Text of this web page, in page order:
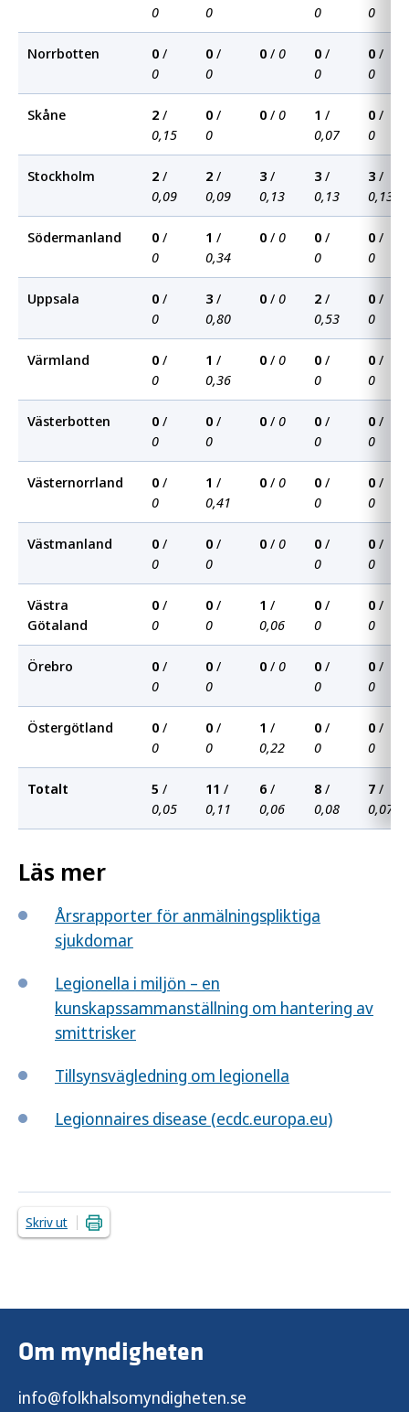
0
0
0
0
Norrbotten 0 /
0
0 /
0
0 / 0 0 /
0
0 /
0
Skåne 2 /
0,15
0 /
0
0 / 0 1 /
0,07
0 /
0
Stockholm 2 /
0,09
2 /
0,09
3 /
0,13
3 /
0,13
3 /
0,13
Södermanland 0 /
0
1 /
0,34
0 / 0 0 /
0
0 /
0
Uppsala 0 /
0
3 /
0,80
0 / 0 2 /
0,53
0 /
0
Värmland 0 /
0
1 /
0,36
0 / 0 0 /
0
0 /
0
Västerbotten 0 /
0
0 /
0
0 / 0 0 /
0
0 /
0
Västernorrland 0 /
0
1 /
0,41
0 / 0 0 /
0
0 /
0
Västmanland 0 /
0
0 /
0
0 / 0 0 /
0
0 /
0
Västra
Götaland
0 /
0
0 /
0
1 /
0,06
0 /
0
0 /
0
Örebro 0 /
0
0 /
0
0 / 0 0 /
0
0 /
0
Östergötland 0 /
0
0 /
0
1 /
0,22
0 /
0
0 /
0
Totalt 5 /
0,05
11 /
0,11
6 /
0,06
8 /
0,08
7 /
0,07
Läs mer
Årsrapporter för anmälningspliktiga
sjukdomar
Legionella i miljön – en
kunskapssammanställning om hantering av
smittrisker
Tillsynsvägledning om legionella
Legionnaires disease (ecdc.europa.eu)
Skriv ut
Om myndigheten
info@folkhalsomyndigheten.se